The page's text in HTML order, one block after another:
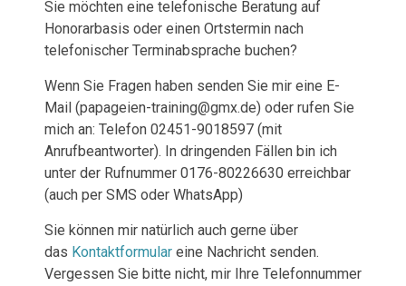
Sie möchten eine telefonische Beratung auf
Honorarbasis oder einen Ortstermin nach
telefonischer Terminabsprache buchen?
Wenn Sie Fragen haben senden Sie mir eine E-
Mail (papageien-training@gmx.de) oder rufen Sie
mich an: Telefon 02451-9018597 (mit
Anrufbeantworter). In dringenden Fällen bin ich
unter der Rufnummer 0176-80226630 erreichbar
(auch per SMS oder WhatsApp)
Sie können mir natürlich auch gerne über
das Kontaktformular eine Nachricht senden.
Vergessen Sie bitte nicht, mir Ihre Telefonnummer